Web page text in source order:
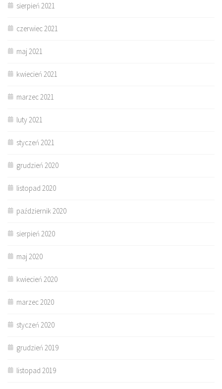
sierpień 2021
czerwiec 2021
maj 2021
kwiecień 2021
marzec 2021
luty 2021
styczeń 2021
grudzień 2020
listopad 2020
październik 2020
sierpień 2020
maj 2020
kwiecień 2020
marzec 2020
styczeń 2020
grudzień 2019
listopad 2019